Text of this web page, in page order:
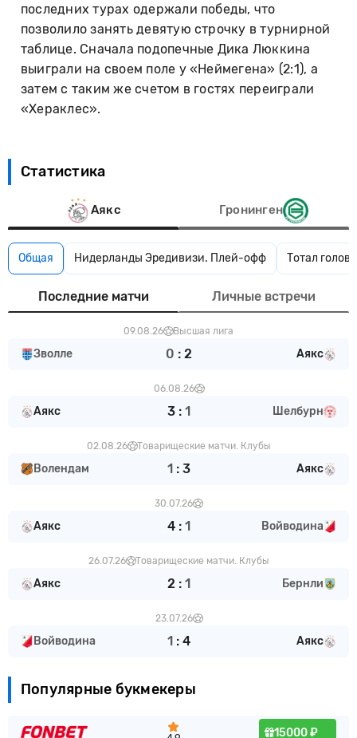
последних турах одержали победы, что
позволило занять девятую строчку в турнирной
таблице. Сначала подопечные Дика Люккина
выиграли на своем поле у «Неймегена» (2:1), а
затем с таким же счетом в гостях переиграли
«Хераклес».
Статистика
Аякс Гронинген
Общая Нидерланды Эредивизи. Плей-офф Тотал голов
Последние матчи Личные встречи
09.08.26 Высшая лига
Зволле 0 : 2 Аякс
06.08.26
Аякс 3: 1 Шелбурн
02.08.26 Товарищеские матчи. Клубы
Волендам 1: 3 Аякс
30.07.26
Аякс 4: 1 Войводина
26.07.26 Товарищеские матчи. Клубы
Аякс 2 : 1 Бернли
23.07.26
Войводина 1: 4 Аякс
Популярные букмекеры
15000 ₽